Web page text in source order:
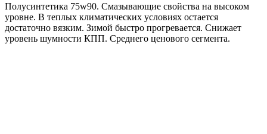
Полусинтетика 75w90. Смазывающие свойства на высоком
уровне. В теплых климатических условиях остается
достаточно вязким. Зимой быстро прогревается. Снижает
уровень шумности КПП. Среднего ценового сегмента.